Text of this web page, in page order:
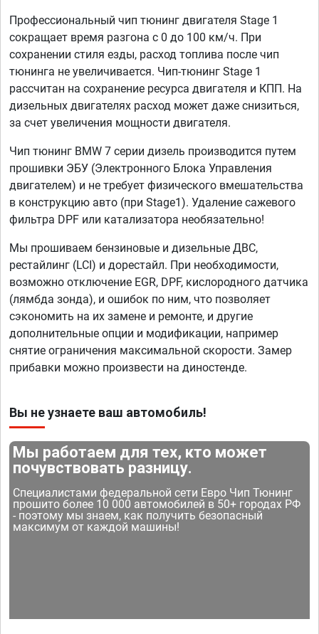
Профессиональный чип тюнинг двигателя Stage 1
сокращает время разгона с 0 до 100 км/ч. При
сохранении стиля езды, расход топлива после чип
тюнинга не увеличивается. Чип-тюнинг Stage 1
рассчитан на сохранение ресурса двигателя и КПП. На
дизельных двигателях расход может даже снизиться,
за счет увеличения мощности двигателя.
Чип тюнинг BMW 7 серии дизель производится путем
прошивки ЭБУ (Электронного Блока Управления
двигателем) и не требует физического вмешательства
в конструкцию авто (при Stage1). Удаление сажевого
фильтра DPF или катализатора необязательно!
Мы прошиваем бензиновые и дизельные ДВС,
рестайлинг (LCI) и дорестайл. При необходимости,
возможно отключение EGR, DPF, кислородного датчика
(лямбда зонда), и ошибок по ним, что позволяет
сэкономить на их замене и ремонте, и другие
дополнительные опции и модификации, например
снятие ограничения максимальной скорости. Замер
прибавки можно произвести на диностенде.
Вы не узнаете ваш автомобиль!
Мы работаем для тех, кто может
почувствовать разницу.
Специалистами федеральной сети Евро Чип Тюнинг
прошито более 10 000 автомобилей в 50+ городах РФ
- поэтому мы знаем, как получить безопасный
максимум от каждой машины!